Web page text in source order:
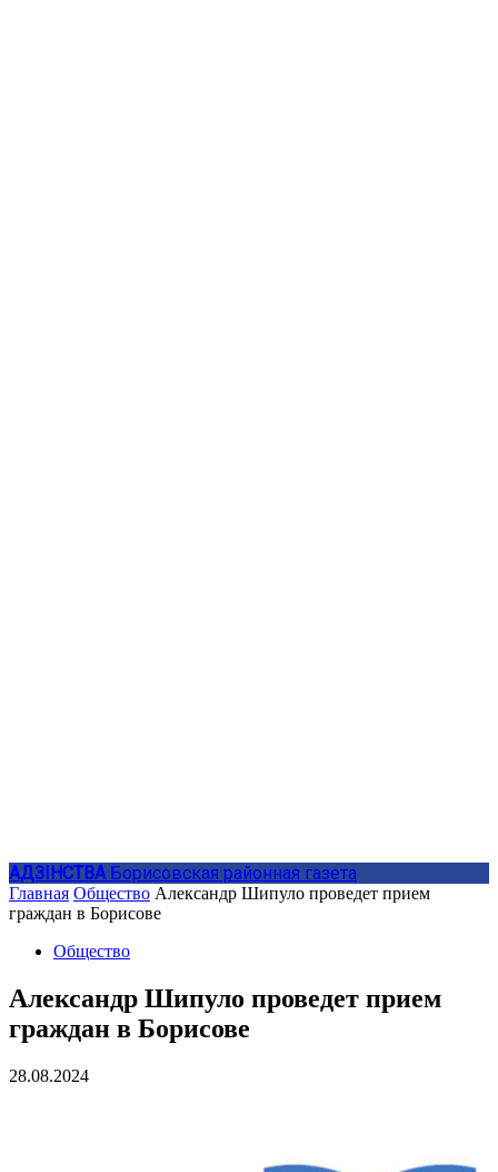
АДЗIНСТВА Борисовская районная газета
Главная Общество Александр Шипуло проведет прием
граждан в Борисове
Общество
Александр Шипуло проведет прием
граждан в Борисове
28.08.2024